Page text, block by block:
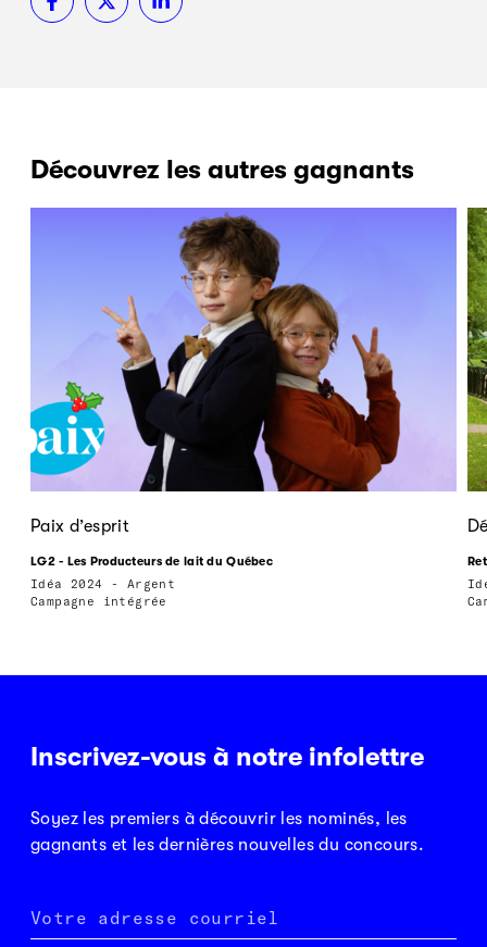
Découvrez les autres gagnants
Paix d’esprit
LG2 - Les Producteurs de lait du Québec
Idéa 2024 - Argent
Campagne intégrée
Inscrivez-vous à notre infolettre
Soyez les premiers à découvrir les nominés, les
gagnants et les dernières nouvelles du concours.
Votre adresse courriel